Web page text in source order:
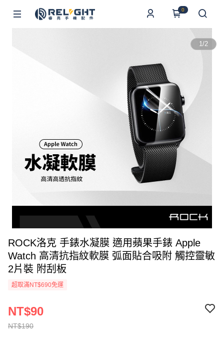
0
1/2
ROCK洛克 手錶水凝膜 適用蘋果手錶 Apple
Watch 高清抗指紋軟膜 弧面貼合吸附 觸控靈敏
2片裝 附刮板
超取滿NT$690免運
NT$190
NT$90